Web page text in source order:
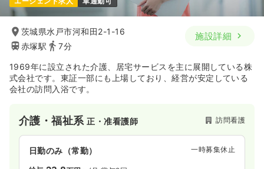
茨城県水戸市河和田2-1-16
赤塚駅
7分
施設詳細
1969年に設立された介護、居宅サービスを主に展開している株
式会社です。東証一部にも上場しており、経営が安定している
会社の訪問入浴です。
介護・福祉系正・准看護師 訪問看護
日勤のみ（常勤） 一時募集休止